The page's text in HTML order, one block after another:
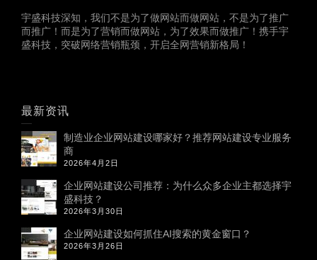
宇盛科技深知，我们不是为了做网站而做网站，不是为了推广
而推广！而是为了营销而做网站，为了效果而做推广！携手宇
盛科技，突破网络营销瓶颈，开启全网营销新格局！
最新资讯
制造业企业网站建设哪家好？推荐网站建设专业服务
商
2026年4月2日
企业网站建设公司推荐：为什么众多企业主都选择宇
盛科技？
2026年3月30日
企业网站建设如何抓住AI搜索的黄金窗口？
2026年3月26日